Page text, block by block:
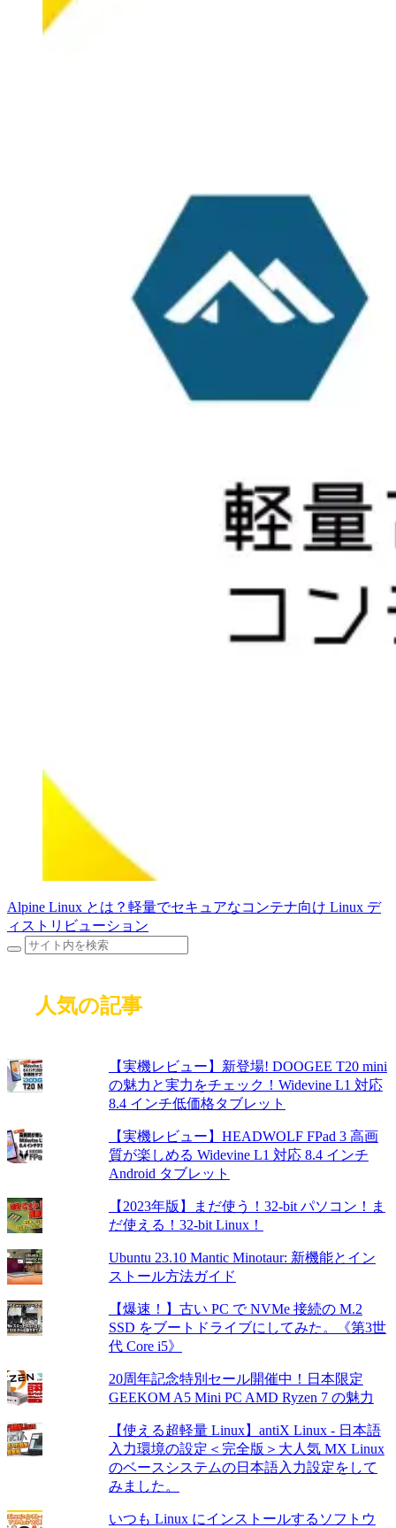
Alpine Linux とは？軽量でセキュアなコンテナ向け Linux デ
ィストリビューション
人気の記事
【実機レビュー】新登場! DOOGEE T20 mini
の魅力と実力をチェック！Widevine L1 対応
8.4 インチ低価格タブレット
【実機レビュー】HEADWOLF FPad 3 高画
質が楽しめる Widevine L1 対応 8.4 インチ
Android タブレット
【2023年版】まだ使う！32-bit パソコン！ま
だ使える！32-bit Linux！
Ubuntu 23.10 Mantic Minotaur: 新機能とイン
ストール方法ガイド
【爆速！】古い PC で NVMe 接続の M.2
SSD をブートドライブにしてみた。《第3世
代 Core i5》
20周年記念特別セール開催中！日本限定
GEEKOM A5 Mini PC AMD Ryzen 7 の魅力
【使える超軽量 Linux】antiX Linux - 日本語
入力環境の設定＜完全版＞大人気 MX Linux
のベースシステムの日本語入力設定をして
みました。
いつも Linux にインストールするソフトウ